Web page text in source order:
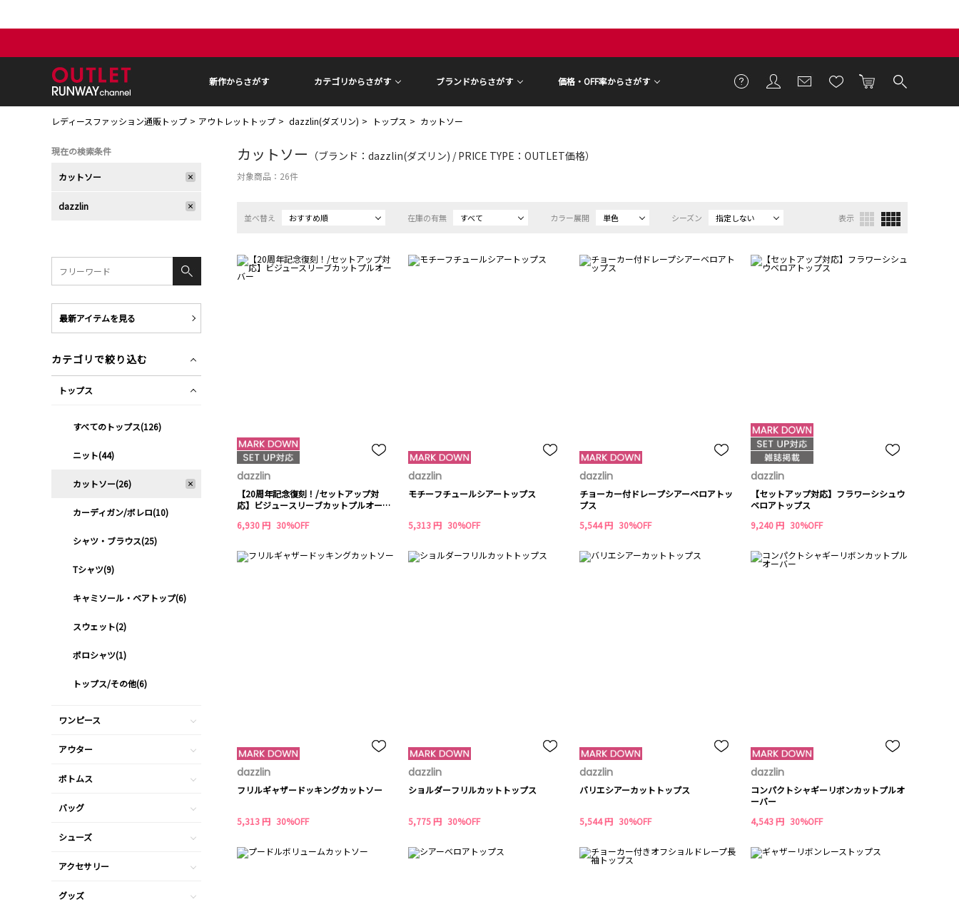
新作からさがす カテゴリからさがす ブランドからさがす 価格・OFF率からさがす
レディースファッション通販トップ アウトレットトップ dazzlin(ダズリン) トップス カットソー
カットソー （ブランド：dazzlin(ダズリン) / PRICE TYPE：OUTLET価格）
対象商品： 26件
並べ替え おすすめ順 在庫の有無 すべて カラー展開 単色 シーズン 指定しない 表示
dazzlin
【20周年記念復刻！/セットアップ対
応】ビジュースリーブカットプルオーバ
6,930 円 30%OFF
dazzlin
モチーフチュールシアートップス
5,313 円 30%OFF
dazzlin
チョーカー付ドレープシアーベロアトッ
プス
5,544 円 30%OFF
dazzlin
【セットアップ対応】フラワーシシュウ
ベロアトップス
9,240 円 30%OFF
dazzlin
フリルギャザードッキングカットソー
5,313 円 30%OFF
dazzlin
ショルダーフリルカットトップス
5,775 円 30%OFF
dazzlin
バリエシアーカットトップス
5,544 円 30%OFF
dazzlin
コンパクトシャギーリボンカットプルオ
ーバー
4,543 円 30%OFF
現在の検索条件
カットソー
dazzlin
最新アイテムを見る
カテゴリで絞り込む
トップス
すべてのトップス(126)
ニット(44)
カットソー(26)
カーディガン/ボレロ(10)
シャツ・ブラウス(25)
Tシャツ(9)
キャミソール・ベアトップ(6)
スウェット(2)
ポロシャツ(1)
トップス/その他(6)
ワンピース
アウター
ボトムス
バッグ
シューズ
アクセサリー
グッズ